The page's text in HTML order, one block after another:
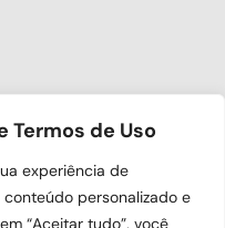
Termos de Uso
experiência de
personalizado e
“Aceitar tudo”, você